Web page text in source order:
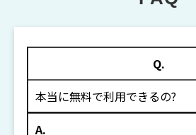
本当に無料で利用できるの?
A.